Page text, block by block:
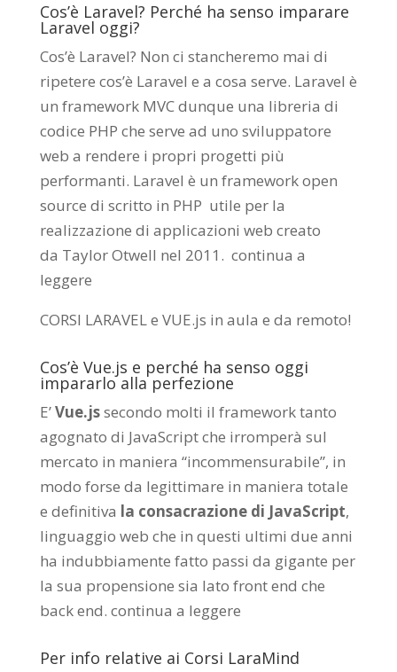
Cos’è Laravel? Perché ha senso imparare
Laravel oggi?
Cos’è Laravel? Non ci stancheremo mai di
ripetere cos’è Laravel e a cosa serve. Laravel è
un framework MVC dunque una libreria di
codice PHP che serve ad uno sviluppatore
web a rendere i propri progetti più
performanti. Laravel è un framework open
source di scritto in PHP utile per la
realizzazione di applicazioni web creato
da Taylor Otwell nel 2011. continua a
leggere
CORSI LARAVEL e VUE.js in aula e da remoto!
Cos’è Vue.js e perché ha senso oggi
impararlo alla perfezione
E’Vue.jssecondo molti il framework tanto
agognato di JavaScript che irromperà sul
mercato in maniera “incommensurabile”, in
modo forse da legittimare in maniera totale
e definitiva la consacrazione di JavaScript,
linguaggio web che in questi ultimi due anni
ha indubbiamente fatto passi da gigante per
la sua propensione sia lato front end che
back end. continua a leggere
Per info relative ai Corsi LaraMind